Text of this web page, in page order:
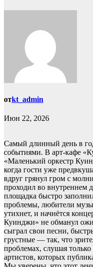
отkt_admin
Июн 22, 2026
Самый длинный день в
событиями. В арт-кафе
«Маленький оркестр
когда гости уже
вдруг грянул гром с
проходил во внутреннем
площадка быстро
проблемы, любители
утихнет, и начнётся
Куинджи» не обманул
сыграл свои песни,
грустные — так, что
проблемах, слушая
артистов, которых